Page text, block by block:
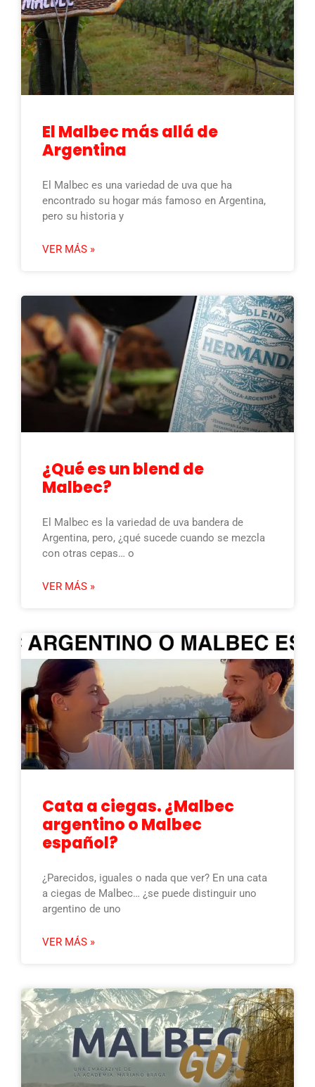
El Malbec más allá de
Argentina
El Malbec es una variedad de uva que ha
encontrado su hogar más famoso en Argentina,
pero su historia y
VER MÁS »
¿Qué es un blend de
Malbec?
El Malbec es la variedad de uva bandera de
Argentina, pero, ¿qué sucede cuando se mezcla
con otras cepas… o
VER MÁS »
Cata a ciegas. ¿Malbec
argentino o Malbec
español?
¿Parecidos, iguales o nada que ver? En una cata
a ciegas de Malbec… ¿se puede distinguir uno
argentino de uno
VER MÁS »